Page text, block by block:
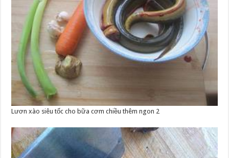
Lươn xào siêu tốc cho bữa cơm chiều thêm ngon 2